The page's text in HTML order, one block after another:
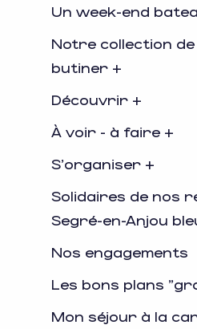
Un week-end
Notre collection
butiner +
Découvrir +
À voir - à faire +
S'organiser +
Solidaires de nos
Segré-en-Anjou
Nos engagements
Les bons plans
Mon séjour à la